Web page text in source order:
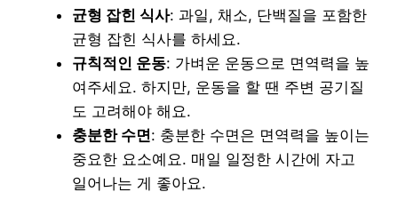
균형 잡힌 식사: 과일, 채소, 단백질을 포함한
균형 잡힌 식사를 하세요.
규칙적인 운동: 가벼운 운동으로 면역력을 높
여주세요. 하지만, 운동을 할 땐 주변 공기질
도 고려해야 해요.
충분한 수면: 충분한 수면은 면역력을 높이는
중요한 요소예요. 매일 일정한 시간에 자고
일어나는 게 좋아요.